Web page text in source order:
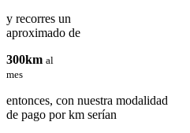
y recorres un
aproximado de
300km al
mes
entonces, con nuestra modalidad
de pago por km serían